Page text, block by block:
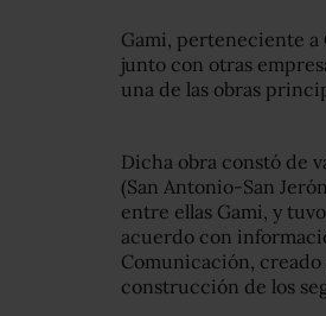
Gami, perteneciente
junto con otras
una de las obras
Dicha obra constó de
(San Antonio-San
entre ellas Gami, y
acuerdo con
Comunicación,
construcción de los